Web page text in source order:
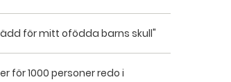
för mitt ofödda barns skull"
för 1000 personer redo i